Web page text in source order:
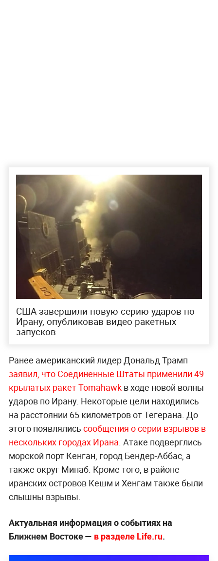
США завершили новую серию ударов по
Ирану, опубликовав видео ракетных
запусков
Ранее американский лидер Дональд Трамп
заявил, что Соединённые Штаты применили 49
крылатых ракет Tomahawkв ходе новой волны
ударов по Ирану. Некоторые цели находились
на расстоянии 65 километров от Тегерана. До
этого появлялись сообщения о серии взрывов в
нескольких городах Ирана. Атаке подверглись
морской порт Кенган, город Бендер-Аббас, а
также округ Минаб. Кроме того, в районе
иранских островов Кешм и Хенгам также были
слышны взрывы.
Актуальная информация о событиях на
Ближнем Востоке — в разделе Life.ru.